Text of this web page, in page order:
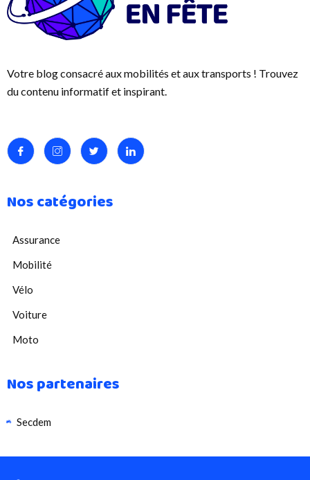
Votre blog consacré aux mobilités et aux transports ! Trouvez
du contenu informatif et inspirant.
Nos catégories
Assurance
Mobilité
Vélo
Voiture
Moto
Nos partenaires
Secdem